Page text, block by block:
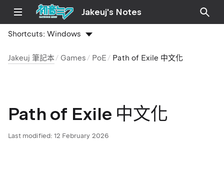
Jakeuj's Notes
Shortcuts:Windows
Jakeuj 筆記本 Games PoE Path of Exile 中文化
Path of Exile 中文化
Last modified: 12 February 2026